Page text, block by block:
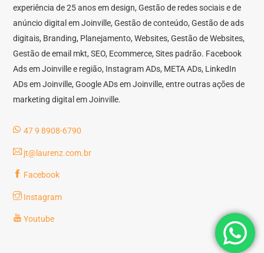
experiência de 25 anos em design, Gestão de redes sociais e de
anúncio digital em Joinville, Gestão de conteúdo, Gestão de ads
digitais, Branding, Planejamento, Websites, Gestão de Websites,
Gestão de email mkt, SEO, Ecommerce, Sites padrão. Facebook
Ads em Joinville e região, Instagram ADs, META ADs, LinkedIn
ADs em Joinville, Google ADs em Joinville, entre outras ações de
marketing digital em Joinville.
47 9 8908-6790
jt@laurenz.com.br
Facebook
Instagram
Youtube